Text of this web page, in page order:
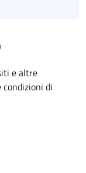
e altre
di